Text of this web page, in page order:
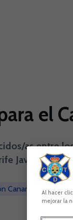
el
as entre
Javier Pérez
Canaria CD Tenerife
Al hacer
mejorar la